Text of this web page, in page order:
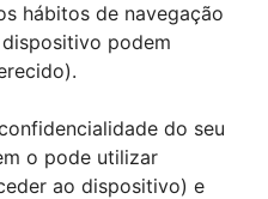
hábitos de navegação
podem
do seu
o pode utilizar
ao dispositivo) e